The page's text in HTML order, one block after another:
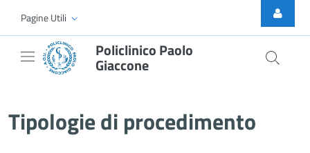
Skip to Main Content
Pagine Utili
Policlinico Paolo
Giaccone
Tipologie di procedimento